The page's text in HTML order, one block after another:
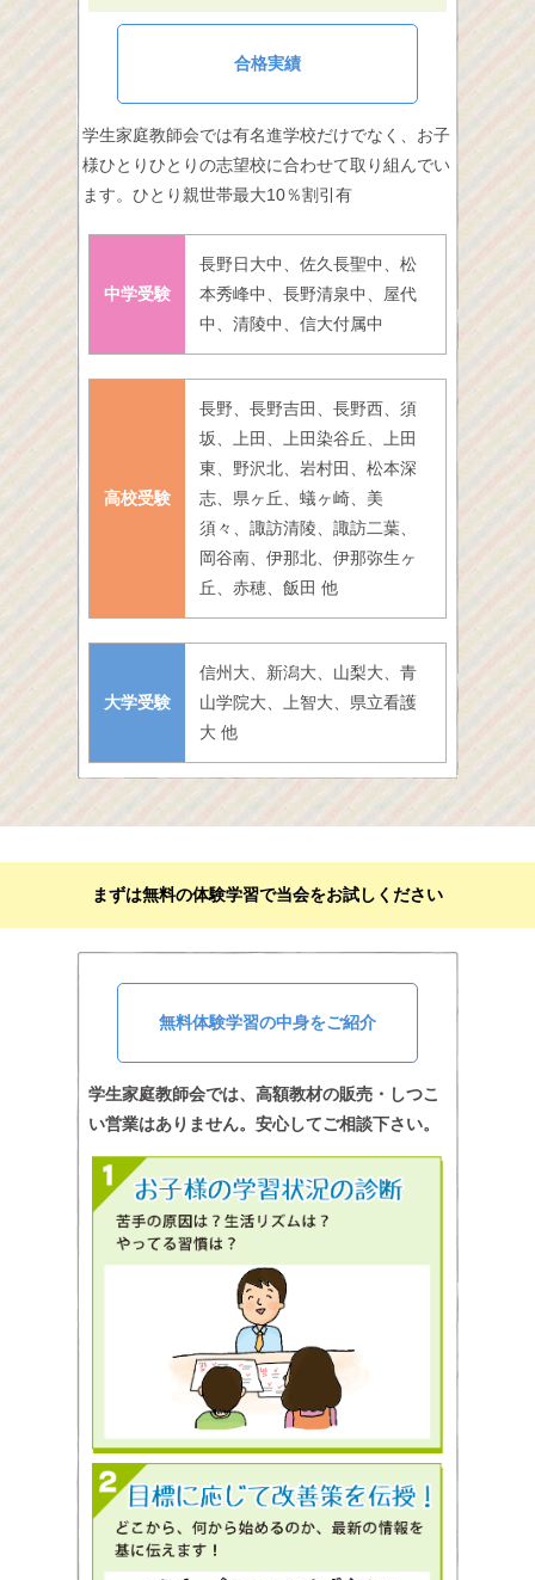
合格実績
学生家庭教師会では有名進学校だけでなく、お子
様ひとりひとりの志望校に合わせて取り組んでい
ます。ひとり親世帯最大10％割引有
中学受験
長野日大中、佐久長聖中、松
本秀峰中、長野清泉中、屋代
中、清陵中、信大付属中
高校受験
長野、長野吉田、長野西、須
坂、上田、上田染谷丘、上田
東、野沢北、岩村田、松本深
志、県ヶ丘、蟻ヶ崎、美
須々、諏訪清陵、諏訪二葉、
岡谷南、伊那北、伊那弥生ヶ
丘、赤穂、飯田 他
大学受験
信州大、新潟大、山梨大、青
山学院大、上智大、県立看護
大 他
まずは無料の体験学習で当会をお試しください
無料体験学習の中身をご紹介
学生家庭教師会では、高額教材の販売・しつこ
い営業はありません。安心してご相談下さい。